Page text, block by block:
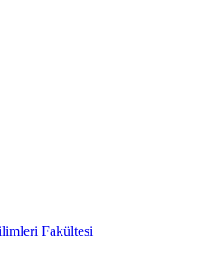
Fakültesi